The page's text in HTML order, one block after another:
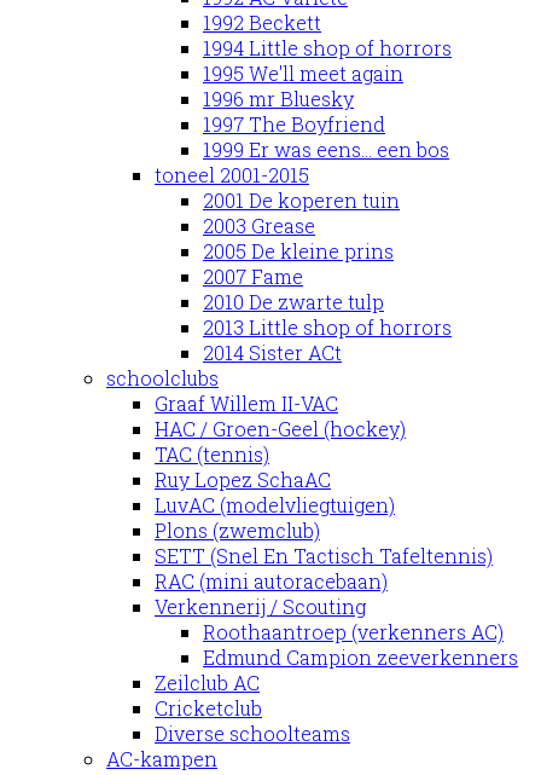
1992 Beckett
1994 Little shop of horrors
1995 We'll meet again
1996 mr Bluesky
1997 The Boyfriend
1999 Er was eens... een bos
toneel 2001-2015
2001 De koperen tuin
2003 Grease
2005 De kleine prins
2007 Fame
2010 De zwarte tulp
2013 Little shop of horrors
2014 Sister ACt
schoolclubs
Graaf Willem II-VAC
HAC / Groen-Geel (hockey)
TAC (tennis)
Ruy Lopez SchaAC
LuvAC (modelvliegtuigen)
Plons (zwemclub)
SETT (Snel En Tactisch Tafeltennis)
RAC (mini autoracebaan)
Verkennerij / Scouting
Roothaantroep (verkenners AC)
Edmund Campion zeeverkenners
Zeilclub AC
Cricketclub
Diverse schoolteams
AC-kampen